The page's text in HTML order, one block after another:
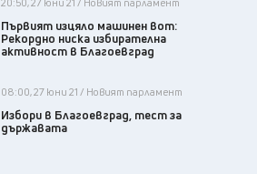
Първият изцяло машинен вот:
Рекордно ниска избирателна
активност в Благоевград
08:00, 27 юни 21 / Новият парламент
Избори в Благоевград, тест за
държавата